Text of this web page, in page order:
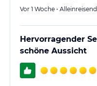
Vor 1 Woche •
Hervorragender
schöne Aussicht